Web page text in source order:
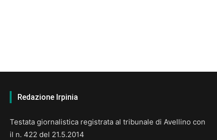
Redazione Irpinia
Testata giornalistica registrata al tribunale di Avellino con
il n. 422 del 21.5.2014